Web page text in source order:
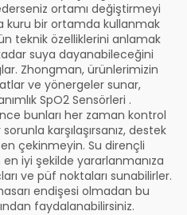
ortamı değiştirmeyi
kuru bir ortamda kullanmak
teknik özelliklerini anlamak
suya dayanabileceğini
Zhongman, ürünlerimizin
ve yönergeler sunar,
SpO2 Sensörleri .
bunları her zaman kontrol
karşılaşırsanız, destek
çekinmeyin. Su dirençli
iyi şekilde yararlanmanıza
ve püf noktaları sunabilirler.
endişesi olmadan bu
faydalanabilirsiniz.